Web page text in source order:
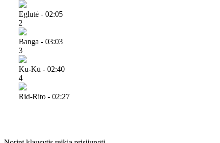
Eglutė - 02:05
2
Banga - 03:03
3
Ku-Kū - 02:40
4
Rid-Rito - 02:27